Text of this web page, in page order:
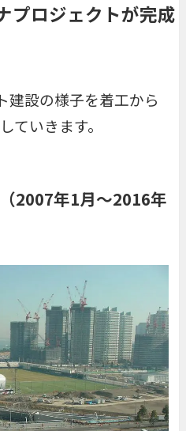
プロジェクトが完成
建設の様子を着工から
ていきます。
2007年1月～2016年